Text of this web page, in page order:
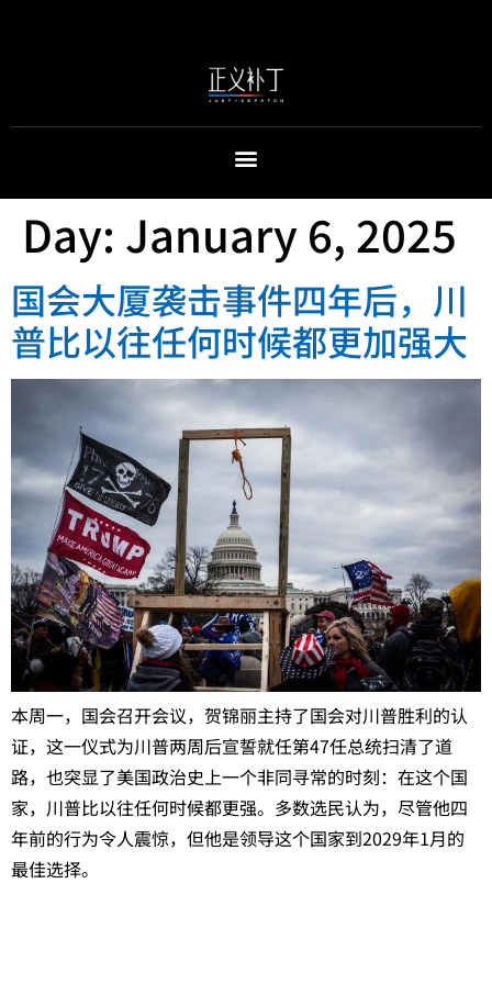
Day: January 6, 2025
国会大厦袭击事件四年后，川
普比以往任何时候都更加强大
本周一，国会召开会议，贺锦丽主持了国会对川普胜利的认
证，这一仪式为川普两周后宣誓就任第47任总统扫清了道
路，也突显了美国政治史上一个非同寻常的时刻：在这个国
家，川普比以往任何时候都更强。多数选民认为，尽管他四
年前的行为令人震惊，但他是领导这个国家到2029年1月的
最佳选择。